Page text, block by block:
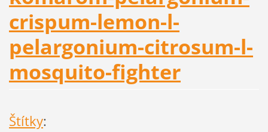
crispum-lemon-l-
pelargonium-citrosum-l-
mosquito-fighter
Štítky: